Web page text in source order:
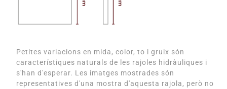
Petites variacions en mida, color, to i gruix són
característiques naturals de les rajoles hidràuliques i
s'han d'esperar. Les imatges mostrades són
representatives d'una mostra d'aquesta rajola, però no